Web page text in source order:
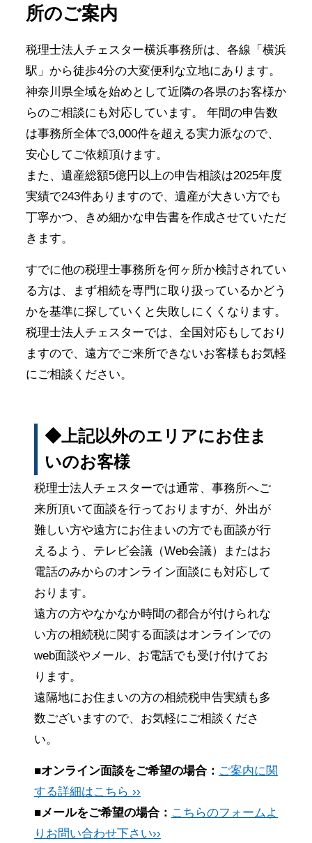
所のご案内
税理士法人チェスター横浜事務所は、各線「横浜
駅」から徒歩4分の大変便利な立地にあります。
神奈川県全域を始めとして近隣の各県のお客様か
らのご相談にも対応しています。 年間の申告数
は事務所全体で3,000件を超える実力派なので、
安心してご依頼頂けます。
また、遺産総額5億円以上の申告相談は2025年度
実績で243件ありますので、遺産が大きい方でも
丁寧かつ、きめ細かな申告書を作成させていただ
きます。
すでに他の税理士事務所を何ヶ所か検討されてい
る方は、まず相続を専門に取り扱っているかどう
かを基準に探していくと失敗しにくくなります。
税理士法人チェスターでは、全国対応もしており
ますので、遠方でご来所できないお客様もお気軽
にご相談ください。
◆上記以外のエリアにお住ま
いのお客様
税理士法人チェスターでは通常、事務所へご
来所頂いて面談を行っておりますが、外出が
難しい方や遠方にお住まいの方でも面談が行
えるよう、テレビ会議（Web会議）またはお
電話のみからのオンライン面談にも対応して
おります。
遠方の方やなかなか時間の都合が付けられな
い方の相続税に関する面談はオンラインでの
web面談やメール、お電話でも受け付けてお
ります。
遠隔地にお住まいの方の相続税申告実績も多
数ございますので、お気軽にご相談くださ
い。
■オンライン面談をご希望の場合： ご案内に関
する詳細はこちら ››
■メールをご希望の場合： こちらのフォームよ
りお問い合わせ下さい››